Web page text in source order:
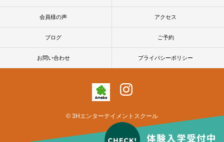
会員様の声 アクセス
ブログ ご予約
お問い合わせ プライバシーポリシー
© 3Hエンターテイメントスクール